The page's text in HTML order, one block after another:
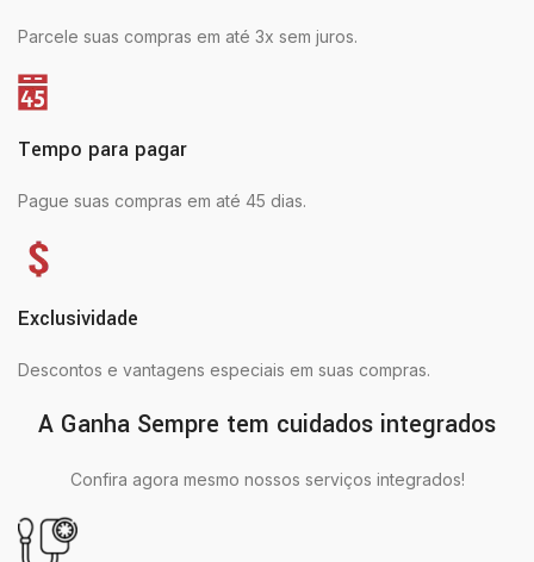
Parcele suas compras em até 3x sem juros.
Tempo para pagar
Pague suas compras em até 45 dias.
Exclusividade
Descontos e vantagens especiais em suas compras.
A Ganha Sempre tem cuidados integrados
Confira agora mesmo nossos serviços integrados!